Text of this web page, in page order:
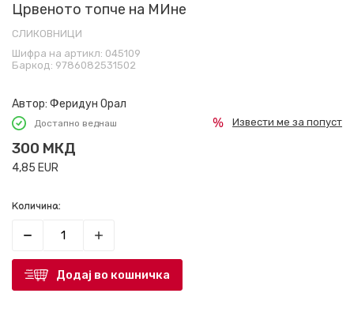
Црвеното топче на МИне
СЛИКОВНИЦИ
Шифра на артикл: 045109
Баркод: 9786082531502
Автор: Феридун Орал
Достапно веднаш
300 МКД
4,85 EUR
Извести ме за попуст
Количина:
Додај во кошничка